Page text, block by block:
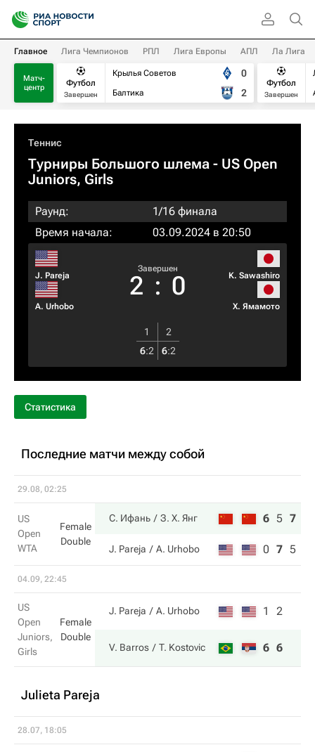
Главное Лига Чемпионов РПЛ Лига Европы АПЛ Ла Лига
Матч-
центр
Футбол
Завершен
Крылья Советов
Балтика
0
2
Футбол
Завершен
Теннис
Турниры Большого шлема - US Open
Juniors, Girls
Раунд:
1/16 финала
Время начала:
03.09.2024 в 20:50
J. Pareja
A. Urhobo
Завершен
2 : 0 K. Sawashiro
Х. Ямамото
1
2
6:2 6:2
Статистика
Последние матчи между собой
29.08, 02:25
US
Open
WTA
Female
Double
С. Ифань З. Х. Янг 6 5 7
J. Pareja A. Urhobo 0 7 5
04.09, 22:45
US
Open
Juniors,
Girls
Female
Double
J. Pareja A. Urhobo 1 2
V. Barros T. Kostovic 6 6
Julieta Pareja
28.07, 18:05